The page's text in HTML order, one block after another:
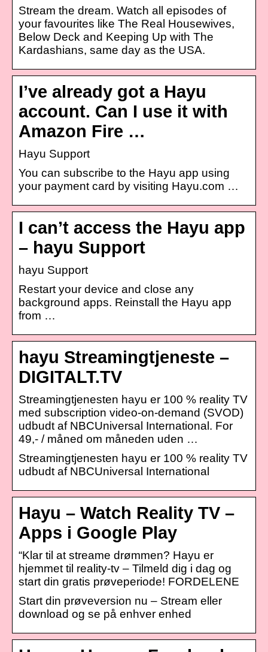
Stream the dream. Watch all episodes of
your favourites like The Real Housewives,
Below Deck and Keeping Up with The
Kardashians, same day as the USA.
I’ve already got a Hayu
account. Can I use it with
Amazon Fire …
Hayu Support
You can subscribe to the Hayu app using
your payment card by visiting Hayu.com …
I can’t access the Hayu app
– hayu Support
hayu Support
Restart your device and close any
background apps. Reinstall the Hayu app
from …
hayu Streamingtjeneste –
DIGITALT.TV
Streamingtjenesten hayu er 100 % reality TV
med subscription video-on-demand (SVOD)
udbudt af NBCUniversal International. For
49,- / måned om måneden uden …
Streamingtjenesten hayu er 100 % reality TV
udbudt af NBCUniversal International
Hayu – Watch Reality TV –
Apps i Google Play
“Klar til at streame drømmen? Hayu er
hjemmet til reality-tv – Tilmeld dig i dag og
start din gratis prøveperiode! FORDELENE
Start din prøveversion nu – Stream eller
download og se på enhver enhed